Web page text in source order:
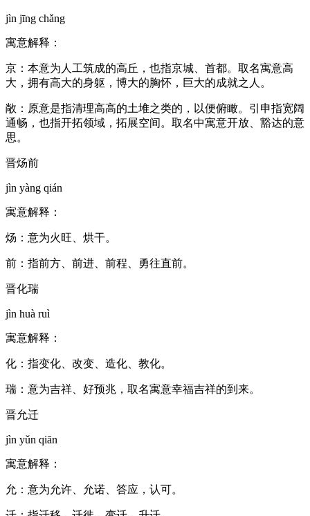
jìn jīng chǎng
寓意解释：
京：本意为人工筑成的高丘，也指京城、首都。取名寓意高
大，拥有高大的身躯，博大的胸怀，巨大的成就之人。
敞：原意是指清理高高的土堆之类的，以便俯瞰。引申指宽阔
通畅，也指开拓领域，拓展空间。取名中寓意开放、豁达的意
思。
晋炀前
jìn yàng qián
寓意解释：
炀：意为火旺、烘干。
前：指前方、前进、前程、勇往直前。
晋化瑞
jìn huà ruì
寓意解释：
化：指变化、改变、造化、教化。
瑞：意为吉祥、好预兆，取名寓意幸福吉祥的到来。
晋允迁
jìn yǔn qiān
寓意解释：
允：意为允许、允诺、答应，认可。